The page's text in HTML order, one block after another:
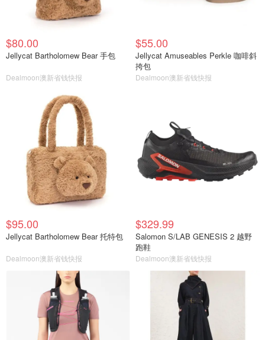
$80.00
Jellycat Bartholomew Bear 手包
Dealmoon澳新省钱快报
$55.00
Jellycat Amuseables Perkle 咖啡斜
挎包
Dealmoon澳新省钱快报
$95.00
Jellycat Bartholomew Bear 托特包
Dealmoon澳新省钱快报
$329.99
Salomon S/LAB GENESIS 2 越野
跑鞋
Dealmoon澳新省钱快报